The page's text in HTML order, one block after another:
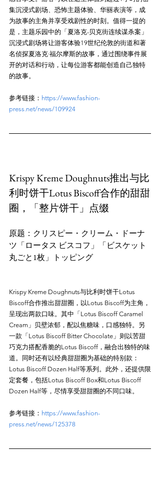
集沉浸式剧场、恐怖主题体验、华丽表演等，成
为故事的主角并享受戏剧性的时刻。值得一提的
是，主题乐园中的「夏洛克-贝克街连续谋杀案」
沉浸式剧场将让游客体验19世纪伦敦的街道和著
名侦探夏洛克·福尔摩斯的故事，通过围绕事件展
开的对话和行动，让每位游客都能创造自己独特
参考链接： https://www.fashion-
press.net/news/109924
Krispy Kreme Doughnuts推出与比
利时饼干Lotus Biscoff合作的甜甜
圈，「整片饼干」点缀
原题：クリスピー・クリーム・ドーナ
ツ「ロータス ビスコフ」「ビスケット
Krispy Kreme Doughnuts与比利时饼干Lotus
Biscoff合作推出甜甜圈，以Lotus Biscoff为主角，
呈现出两款口味。其中「Lotus Biscoff Caramel
Cream」贝壁浓郁，配以焦糖味，口感独特。另
一款「Lotus Biscoff Bitter Chocolate」则以苦甜
巧克力搭配香脆的Lotus Biscoff，融合出独特的味
道。同时还有以经典甜甜圈为基础的特别款：
Lotus Biscoff Dozen Half等系列。此外，还提供限
定套餐，包括Lotus Biscoff Box和Lotus Biscoff
参考链接： https://www.fashion-
press.net/news/125378